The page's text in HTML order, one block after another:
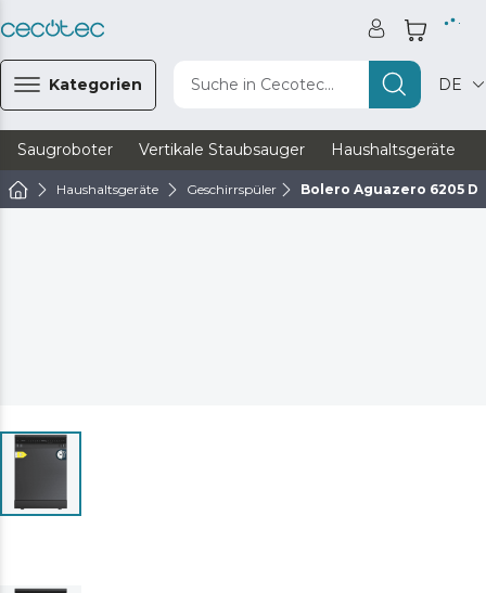
Kategorien Suche in Cecotec... DE
Saugroboter Vertikale Staubsauger Haushaltsgeräte
Haushaltsgeräte Geschirrspüler Bolero Aguazero 6205